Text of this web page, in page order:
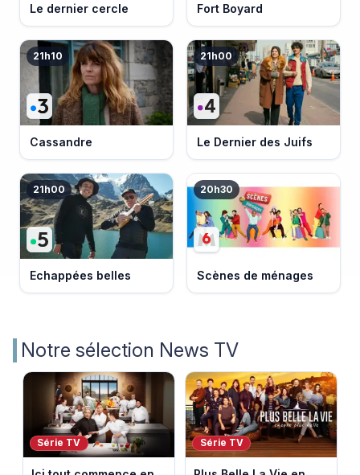
Le dernier cercle Fort Boyard
21h10
Cassandre
21h00
Le Dernier des Juifs
21h00
Echappées belles
20h30
Scènes de ménages
Notre sélection News TV
Série TV Série TV